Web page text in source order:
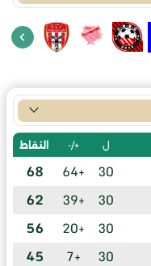
ل +/- النقاط
30
+64
68
30
+39
62
30
+20
56
30
+7
45